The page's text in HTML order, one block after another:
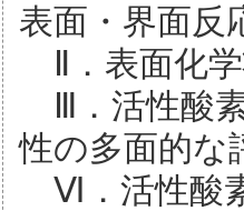
表面・界面反
Ⅱ．表面化
Ⅲ．活性酸
性の多面的な
Ⅵ．活性酸